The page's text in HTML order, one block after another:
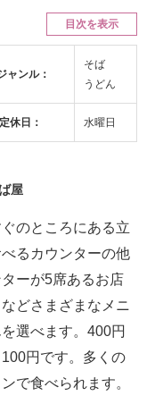
目次を表示
ャンル：
そば
うどん
定休日： 水曜日
屋
のところにある立
るカウンターの他
ーが5席あるお店
どさまざまなメニ
選べます。400円
円です。多くの
で食べられます。